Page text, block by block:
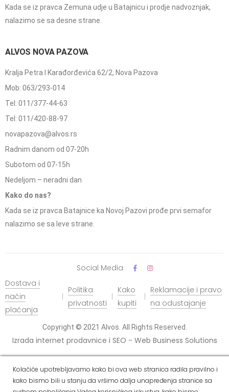
Kada se iz pravca Zemuna udje u Batajnicu i prodje nadvoznjak,
nalazimo se sa desne strane.
ALVOS NOVA PAZOVA
Kralja Petra I Karađorđevića 62/2, Nova Pazova
Mob: 063/293-014
Tel: 011/377-44-63
Tel: 011/420-88-97
novapazova@alvos.rs
Radnim danom od 07-20h
Subotom od 07-15h
Nedeljom – neradni dan
Kako do nas?
Kada se iz pravca Batajnice ka Novoj Pazovi prođe prvi semafor
nalazimo se sa leve strane.
Copyright © 2021 Alvos. All Rights Reserved.
Izrada internet prodavnice i SEO - Web Business Solutions
Dostava i
način
plaćanja
Politika
privatnosti
Kako
kupiti
Reklamacije i pravo
na odustajanje
Social Media
Kolačiće upotrebljavamo kako bi ova web stranica radila pravilno i
kako bismo bili u stanju da vršimo dalja unapređenja stranice sa